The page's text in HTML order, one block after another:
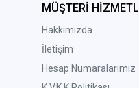
MÜŞTERİ
Hakkımızda
İletişim
Hesap Numaralarımız